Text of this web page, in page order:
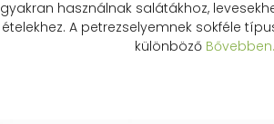
gyakran használnak salátákhoz,
ételekhez. A petrezselyemnek sokféle
különböző